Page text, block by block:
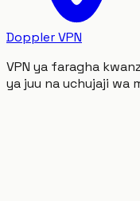
Doppler VPN
VPN ya faragha
ya juu na uchujaji wa